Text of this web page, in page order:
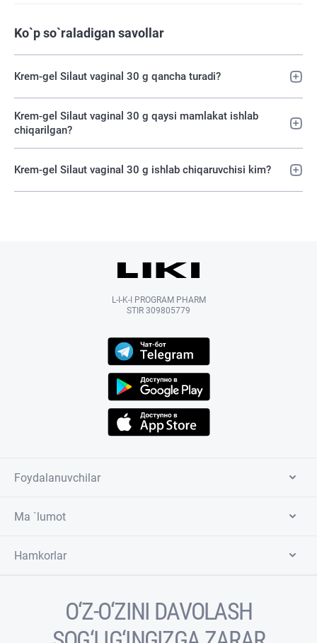
Ko`p so`raladigan savollar
Krem-gel Silaut vaginal 30 g qancha turadi?
Krem-gel Silaut vaginal 30 g qaysi mamlakat ishlab
chiqarilgan?
Krem-gel Silaut vaginal 30 g ishlab chiqaruvchisi kim?
L-I-K-I PROGRAM PHARM
STIR 309805779
Foydalanuvchilar
Ma `lumot
Hamkorlar
O‘Z-O‘ZINI DAVOLASH